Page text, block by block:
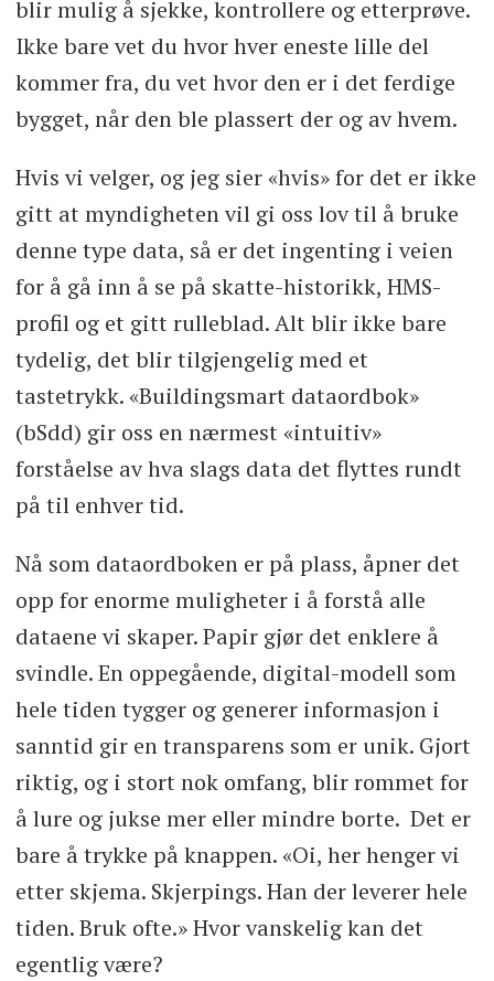
blir mulig å sjekke, kontrollere og etterprøve.
Ikke bare vet du hvor hver eneste lille del
kommer fra, du vet hvor den er i det ferdige
bygget, når den ble plassert der og av hvem.
Hvis vi velger, og jeg sier «hvis» for det er ikke
gitt at myndigheten vil gi oss lov til å bruke
denne type data, så er det ingenting i veien
for å gå inn å se på skatte-historikk, HMS-
profil og et gitt rulleblad. Alt blir ikke bare
tydelig, det blir tilgjengelig med et
tastetrykk. «Buildingsmart dataordbok»
(bSdd) gir oss en nærmest «intuitiv»
forståelse av hva slags data det flyttes rundt
på til enhver tid.
Nå som dataordboken er på plass, åpner det
opp for enorme muligheter i å forstå alle
dataene vi skaper. Papir gjør det enklere å
svindle. En oppegående, digital-modell som
hele tiden tygger og generer informasjon i
sanntid gir en transparens som er unik. Gjort
riktig, og i stort nok omfang, blir rommet for
å lure og jukse mer eller mindre borte. Det er
bare å trykke på knappen. «Oi, her henger vi
etter skjema. Skjerpings. Han der leverer hele
tiden. Bruk ofte.» Hvor vanskelig kan det
egentlig være?